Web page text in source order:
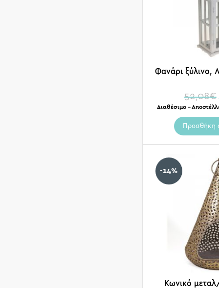
Φανάρι ξύλινο,
52,08€
Διαθέσιμο –
Προσθήκη
-14%
Κωνικό